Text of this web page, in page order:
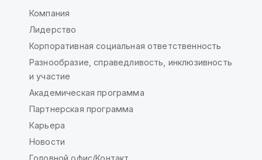
Компания
Лидерство
Корпоративная социальная ответственность
Разнообразие, справедливость, инклюзивность
и участие
Академическая программа
Партнерская программа
Карьера
Новости
Головной офис/Контакт